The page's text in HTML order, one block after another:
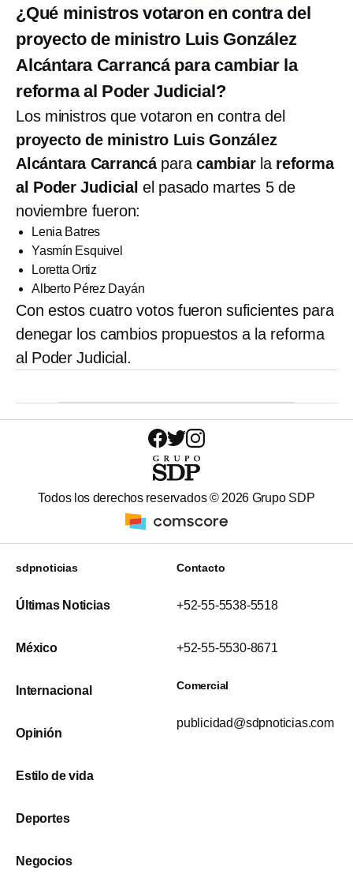
¿Qué ministros votaron en contra del
proyecto de ministro Luis González
Alcántara Carrancá para cambiar la
reforma al Poder Judicial?
Los ministros que votaron en contra del
proyecto de ministro Luis González
Alcántara Carrancáparacambiar la reforma
al Poder Judicial el pasado martes 5 de
noviembre fueron:
Lenia Batres
Yasmín Esquivel
Loretta Ortiz
Alberto Pérez Dayán
Con estos cuatro votos fueron suficientes para
denegar los cambios propuestos a la reforma
al Poder Judicial.
Todos los derechos reservados © 2026 Grupo SDP
sdpnoticias
Últimas Noticias
México
Internacional
Opinión
Estilo de vida
Deportes
Negocios
Contacto
+52-55-5538-5518
+52-55-5530-8671
Comercial
publicidad@sdpnoticias.com